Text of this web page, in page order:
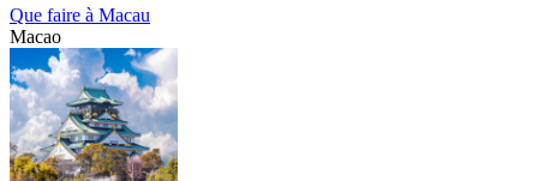
Que faire à Macau
Macao